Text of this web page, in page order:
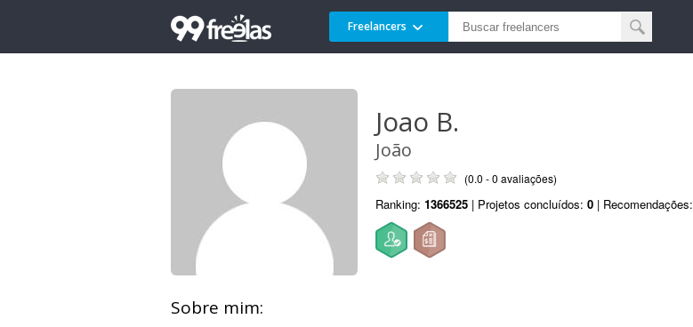
Freelancers
Joao B.
João
(0.0 - 0 avaliações)
Ranking: 1366525 | Projetos concluídos: 0 | Recomendações:
Sobre mim: